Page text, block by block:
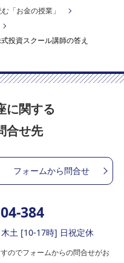
「お金の授業」
投資スクール講師の答え
に関する
合せ先
フォームから問合せ
384
土 [10-17時] 日祝定休
のでフォームからの問合せがお